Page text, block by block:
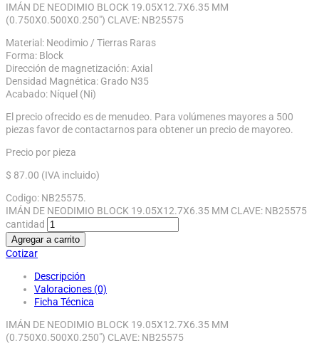
IMÁN DE NEODIMIO BLOCK 19.05X12.7X6.35 MM
(0.750X0.500X0.250″) CLAVE: NB25575
Material: Neodimio / Tierras Raras
Forma: Block
Dirección de magnetización: Axial
Densidad Magnética: Grado N35
Acabado: Níquel (Ni)
El precio ofrecido es de menudeo. Para volúmenes mayores a 500
piezas favor de contactarnos para obtener un precio de mayoreo.
Precio por pieza
$ 87.00 (IVA incluido)
Codigo: NB25575.
IMÁN DE NEODIMIO BLOCK 19.05X12.7X6.35 MM CLAVE: NB25575
cantidad
Agregar a carrito
Cotizar
Descripción
Valoraciones (0)
Ficha Técnica
IMÁN DE NEODIMIO BLOCK 19.05X12.7X6.35 MM
(0.750X0.500X0.250″) CLAVE: NB25575